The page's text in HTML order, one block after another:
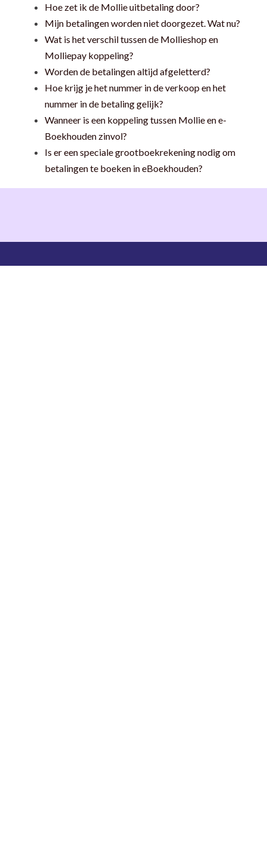
Hoe zet ik de Mollie uitbetaling door?
Mijn betalingen worden niet doorgezet. Wat nu?
Wat is het verschil tussen de Mollieshop en
Molliepay koppeling?
Worden de betalingen altijd afgeletterd?
Hoe krijg je het nummer in de verkoop en het
nummer in de betaling gelijk?
Wanneer is een koppeling tussen Mollie en e-
Boekhouden zinvol?
Is er een speciale grootboekrekening nodig om
betalingen te boeken in eBoekhouden?